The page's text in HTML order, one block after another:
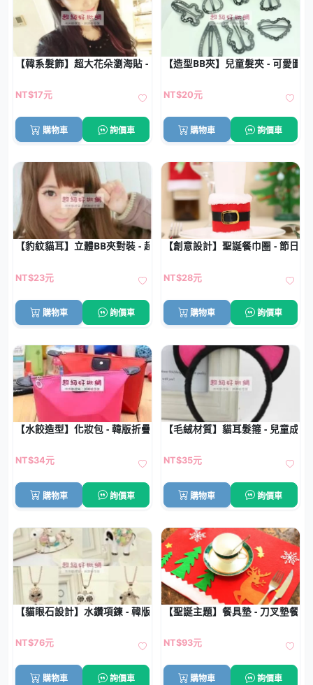
【韓系髮飾】超大花朵瀏海貼 - 魔法氈瀏海固定神器
NT$17元
購物車 詢價車
【造型BB夾】兒童髮夾 - 可愛圖
NT$20元
購物車 詢價車
【豹紋貓耳】立體BB夾對裝 - 超萌造型髮夾
NT$23元
購物車 詢價車
【創意設計】聖誕餐巾圈 - 節日餐
NT$28元
購物車 詢價車
【水餃造型】化妝包 - 韓版折疊收納包
NT$34元
購物車 詢價車
【毛絨材質】貓耳髮箍 - 兒童成
NT$35元
購物車 詢價車
【貓眼石設計】水鑽項鍊 - 韓版長款配飾
NT$76元
購物車 詢價車
【聖誕主題】餐具墊 - 刀叉墊餐桌
NT$93元
購物車 詢價車